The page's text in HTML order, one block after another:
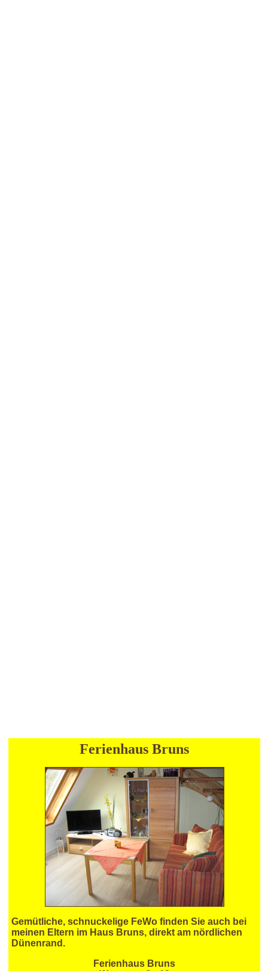
Ferienhaus Bruns
Gemütliche, schnuckelige FeWo finden Sie auch bei
meinen Eltern im Haus Bruns, direkt am nördlichen
Dünenrand.
Ferienhaus Bruns